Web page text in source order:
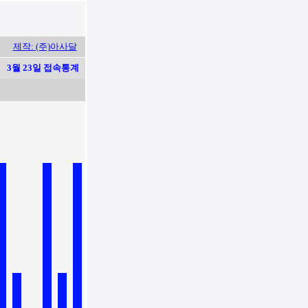
제작: (주)아사달
3월 23일 접속통계